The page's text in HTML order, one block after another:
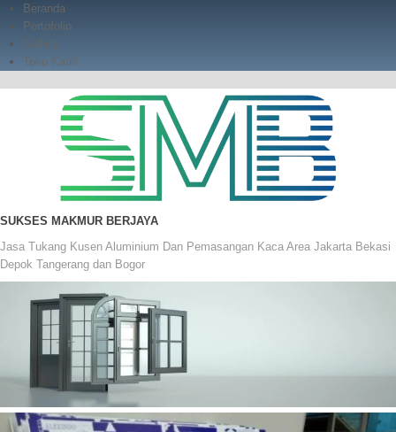
Skip
content
Beranda
Portofolio
Gallery
Toko Kami
SUKSES MAKMUR BERJAYA
Jasa Tukang Kusen Aluminium Dan Pemasangan Kaca Area Jakarta Bekasi
Depok Tangerang dan Bogor